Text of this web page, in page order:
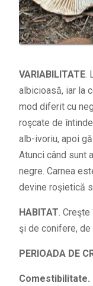
VARIABILITATE.
albicioasă, iar la
mod diferit cu
roşcate de
alb-ivoriu, apoi
Atunci când sunt
negre. Carnea
devine roşietică
HABITAT.
şi de conifere, de
PERIOADA DE
Comestibilitate.